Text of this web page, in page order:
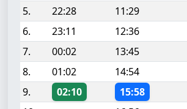
5.
22:28 11:29
6.
23:11 12:36
7.
00:02 13:45
8.
01:02 14:54
9.
02:10 15:58